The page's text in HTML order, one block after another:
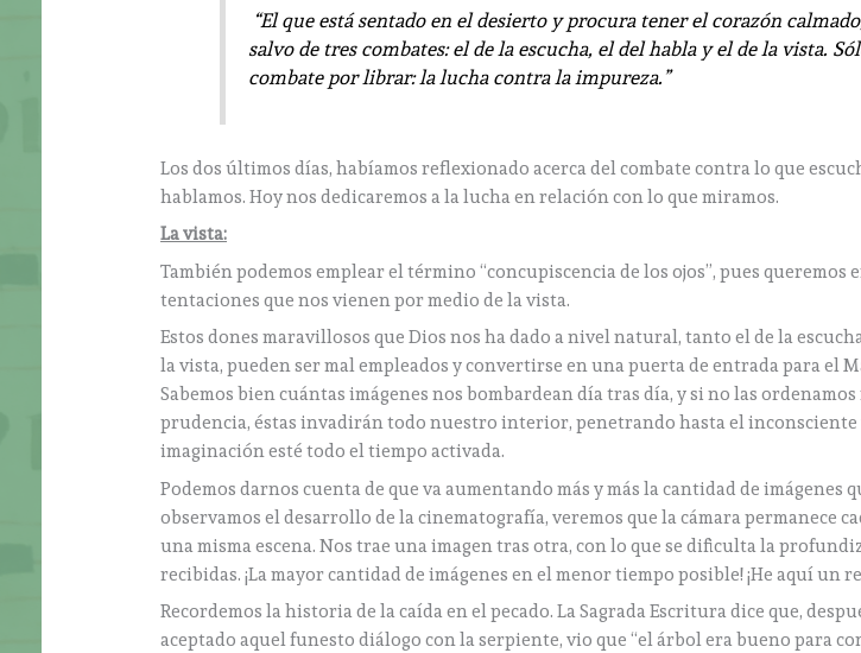
“El que está sentado en el desierto y procura tener el corazón
salvo de tres combates: el de la escucha, el del habla y el de la vista.
combate por librar: la lucha contra la impureza.”
Los dos últimos días, habíamos reflexionado acerca del combate contra lo que
hablamos. Hoy nos dedicaremos a la lucha en relación con lo que miramos.
La vista:
También podemos emplear el término “concupiscencia de los ojos”, pues queremos
tentaciones que nos vienen por medio de la vista.
Estos dones maravillosos que Dios nos ha dado a nivel natural, tanto el de la
la vista, pueden ser mal empleados y convertirse en una puerta de entrada para el
Sabemos bien cuántas imágenes nos bombardean día tras día, y si no las
prudencia, éstas invadirán todo nuestro interior, penetrando hasta el inconsciente
imaginación esté todo el tiempo activada.
Podemos darnos cuenta de que va aumentando más y más la cantidad de imágenes
observamos el desarrollo de la cinematografía, veremos que la cámara permanece
una misma escena. Nos trae una imagen tras otra, con lo que se dificulta la
recibidas. ¡La mayor cantidad de imágenes en el menor tiempo posible! ¡He aquí un
Recordemos la historia de la caída en el pecado. La Sagrada Escritura dice que,
aceptado aquel funesto diálogo con la serpiente, vio que “el árbol era bueno para